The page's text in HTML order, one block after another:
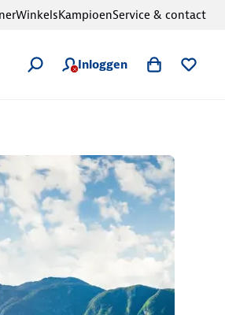
Inloggen
WinkelsKampioenService & contact